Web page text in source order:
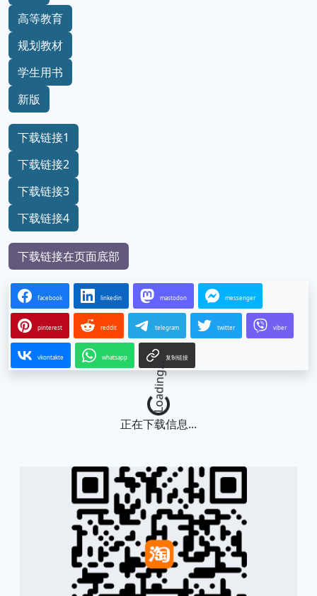
高等教育
规划教材
学生用书
新版
下载链接1
下载链接2
下载链接3
下载链接4
下载链接在页面底部
facebook linkedin mastodon messenger
pinterest reddit telegram twitter viber
vkontakte whatsapp 复制链接
Loading...
正在下载信息...